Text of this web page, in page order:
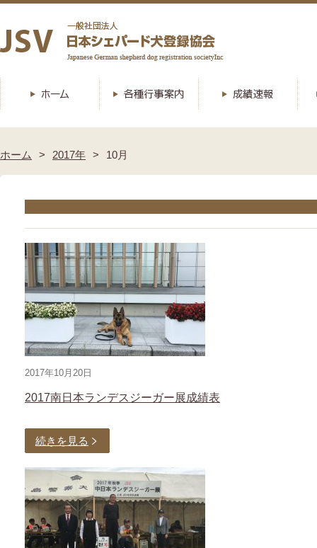
ホーム 2017年 10月
2017年10月20日
2017南日本ランデスジーガー展成績表
続きを見る